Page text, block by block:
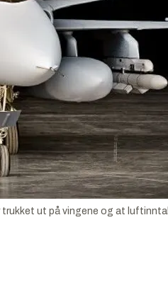
trukket ut på vingene og at